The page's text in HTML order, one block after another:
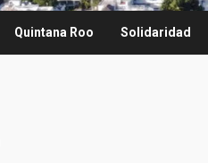
Quintana Roo Solidaridad